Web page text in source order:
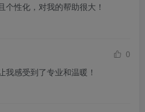
个性化，对我的帮助很大！
0
我感受到了专业和温暖！